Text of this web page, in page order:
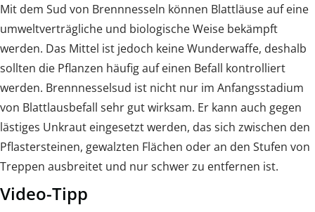
Mit dem Sud von Brennnesseln können Blattläuse auf eine
umweltverträgliche und biologische Weise bekämpft
werden. Das Mittel ist jedoch keine Wunderwaffe, deshalb
sollten die Pflanzen häufig auf einen Befall kontrolliert
werden. Brennnesselsud ist nicht nur im Anfangsstadium
von Blattlausbefall sehr gut wirksam. Er kann auch gegen
lästiges Unkraut eingesetzt werden, das sich zwischen den
Pflastersteinen, gewalzten Flächen oder an den Stufen von
Treppen ausbreitet und nur schwer zu entfernen ist.
Video-Tipp